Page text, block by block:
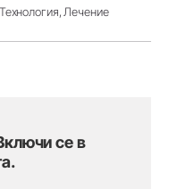
Технология, Лечение
се в